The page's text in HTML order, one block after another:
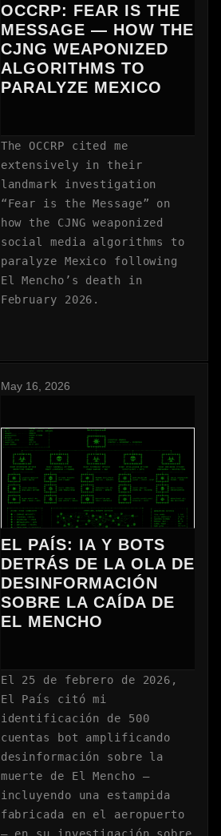
OCCRP: FEAR IS THE
MESSAGE — HOW THE
CJNG WEAPONIZED
ALGORITHMS TO
PARALYZE MEXICO
The OCCRP cited me
extensively in their
landmark investigation
“Fear is the Message” on
how the CJNG weaponized
social media algorithms to
paralyze Mexico following
El Mencho’s death in
February 2026.
May 16, 2026
EL PAÍS: IA Y BOTS
DETRÁS DE LA OLA DE
DESINFORMACIÓN
SOBRE LA CAÍDA DE
EL MENCHO
El 25 de febrero de 2026,
El País citó mi
identificación de 500
cuentas bot amplificando
desinformación sobre la
muerte de El Mencho —
incluyendo una estampida
fabricada en el aeropuerto
— en su investigación sobre